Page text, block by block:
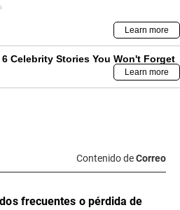
Contenido deCorreo
frecuentes o pérdida de